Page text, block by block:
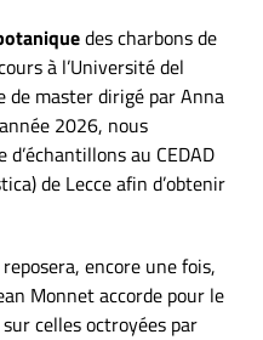
des charbons de
à l’Université del
de master dirigé par Anna
2026, nous
au CEDAD
de Lecce afin d’obtenir
encore une fois,
Monnet accorde pour le
celles octroyées par